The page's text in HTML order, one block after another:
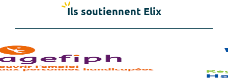
Ils soutiennent Elix